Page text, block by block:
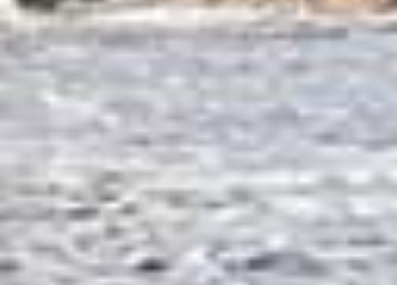
ACCUEIL UNE BULLE BIEN-ÊTRE
UNE BULLE BIEN-ÊTRE À SAINT
GILLES CROIX DE VIE
Pour cette première journée de vacances en Vendée, je
vous propose de faire un petit voyage en direction de la
charmante ville deSaint Gilles Croix de Vie
. Cette
commune bordée de tout son long par l’océan Atlantique
regorge de petits coins sympathiques. Laissez-nous vous
guider !